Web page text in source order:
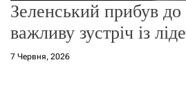
Зеленський прибув
важливу зустріч із
7 Червня, 2026